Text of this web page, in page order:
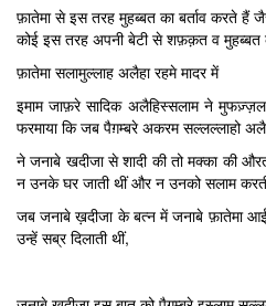
फ़ातेमा से इस तरह मुहब्बत का बर्ताव करते हैं
कोई इस तरह अपनी बेटी से शफ़क़त व मुहब्बत
फ़ातेमा सलामुल्लाह अलैहा रहमे मादर में
इमाम जाफ़रे सादिक अलैहिस्सलाम ने
फरमाया कि जब पैग़म्बरे अकरम सल्लल्लाहो
ने जनाबे खदीजा से शादी की तो मक्का की
न उनके घर जाती थीं और न उनको सलाम
जब जनाबे ख़दीजा के बत्न में जनाबे फ़ातेमा
उन्हें सब्र दिलाती थीं,